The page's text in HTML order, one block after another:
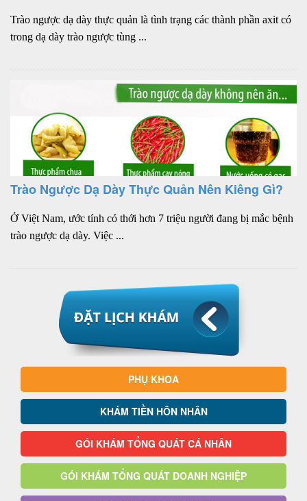
Trào ngược dạ dày thực quản là tình trạng các thành phần axit có
trong dạ dày trào ngược tùng ...
Trào Ngược Dạ Dày Thực Quản Nên Kiêng Gì?
Ở Việt Nam, ước tính có thới hơn 7 triệu người đang bị mắc bệnh
trào ngược dạ dày. Việc ...
PHỤ KHOA
KHÁM TIỀN HÔN NHÂN
GÓI KHÁM TỔNG QUÁT CÁ NHÂN
GÓI KHÁM TỔNG QUÁT DOANH NGHIỆP